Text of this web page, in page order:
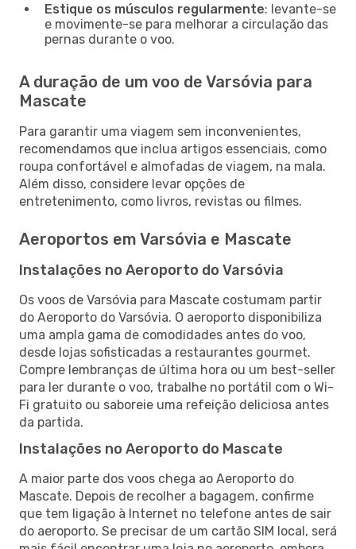
Estique os músculos regularmente: levante-se
e movimente-se para melhorar a circulação das
pernas durante o voo.
A duração de um voo de Varsóvia para
Mascate
Para garantir uma viagem sem inconvenientes,
recomendamos que inclua artigos essenciais, como
roupa confortável e almofadas de viagem, na mala.
Além disso, considere levar opções de
entretenimento, como livros, revistas ou filmes.
Aeroportos em Varsóvia e Mascate
Instalações no Aeroporto do Varsóvia
Os voos de Varsóvia para Mascate costumam partir
do Aeroporto do Varsóvia. O aeroporto disponibiliza
uma ampla gama de comodidades antes do voo,
desde lojas sofisticadas a restaurantes gourmet.
Compre lembranças de última hora ou um best-seller
para ler durante o voo, trabalhe no portátil com o Wi-
Fi gratuito ou saboreie uma refeição deliciosa antes
da partida.
Instalações no Aeroporto do Mascate
A maior parte dos voos chega ao Aeroporto do
Mascate. Depois de recolher a bagagem, confirme
que tem ligação à Internet no telefone antes de sair
do aeroporto. Se precisar de um cartão SIM local, será